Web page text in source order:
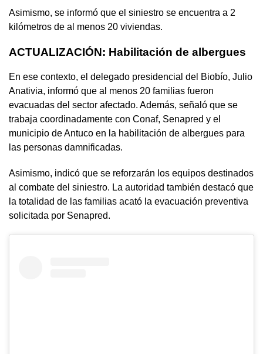
Asimismo, se informó que el siniestro se encuentra a 2
kilómetros de al menos 20 viviendas.
ACTUALIZACIÓN: Habilitación de albergues
En ese contexto, el delegado presidencial del Biobío, Julio
Anativia, informó que al menos 20 familias fueron
evacuadas del sector afectado. Además, señaló que se
trabaja coordinadamente con Conaf, Senapred y el
municipio de Antuco en la habilitación de albergues para
las personas damnificadas.
Asimismo, indicó que se reforzarán los equipos destinados
al combate del siniestro. La autoridad también destacó que
la totalidad de las familias acató la evacuación preventiva
solicitada por Senapred.